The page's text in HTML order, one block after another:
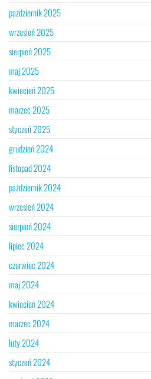
październik 2025
wrzesień 2025
sierpień 2025
maj 2025
kwiecień 2025
marzec 2025
styczeń 2025
grudzień 2024
listopad 2024
październik 2024
wrzesień 2024
sierpień 2024
lipiec 2024
czerwiec 2024
maj 2024
kwiecień 2024
marzec 2024
luty 2024
styczeń 2024